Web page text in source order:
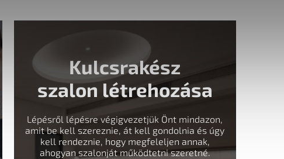
Kulcsrakész
szalon létrehozása
Lépésről lépésre végigvezetjük Önt mindazon,
amit be kell szereznie, át kell gondolnia és úgy
kell rendeznie, hogy megfeleljen annak,
ahogyan szalonját működtetni szeretné.